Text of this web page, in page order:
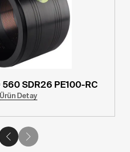
560 SDR26 PE100-RC
Ürün Detay